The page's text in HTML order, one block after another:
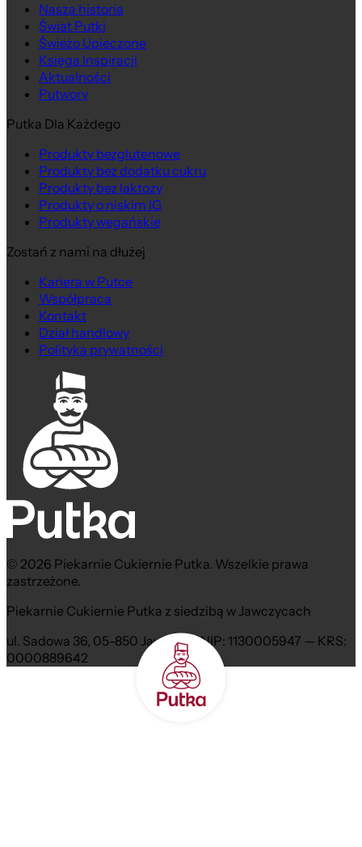
Nasza historia
Świat Putki
Świeżo Upieczone
Księga Inspiracji
Aktualności
Putwory
Putka Dla Każdego
Produkty bezglutenowe
Produkty bez dodatku cukru
Produkty bez laktozy
Produkty o niskim IG
Produkty wegańskie
Zostań z nami na dłużej
Kariera w Putce
Współpraca
Kontakt
Dział handlowy
Polityka prywatności
© 2026 Piekarnie Cukiernie Putka. Wszelkie prawa
zastrzeżone.
Piekarnie Cukiernie Putka z siedzibą w Jawczycach
ul. Sadowa 36, 05-850 Jawczyce NIP: 1130005947 — KRS:
0000889642